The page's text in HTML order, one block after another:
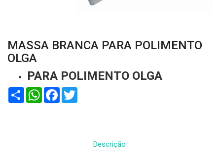
MASSA BRANCA PARA POLIMENTO
OLGA
PARA POLIMENTO OLGA
Compartilhar
WhatsAppFacebook
Twitter
Descrição